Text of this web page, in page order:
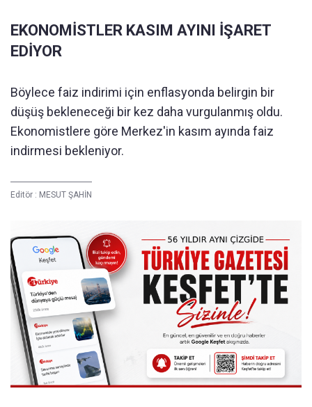
EKONOMİSTLER KASIM AYINI İŞARET
EDİYOR
Böylece faiz indirimi için enflasyonda belirgin bir
düşüş bekleneceği bir kez daha vurgulanmış oldu.
Ekonomistlere göre Merkez'in kasım ayında faiz
indirmesi bekleniyor.
Editör : MESUT ŞAHİN